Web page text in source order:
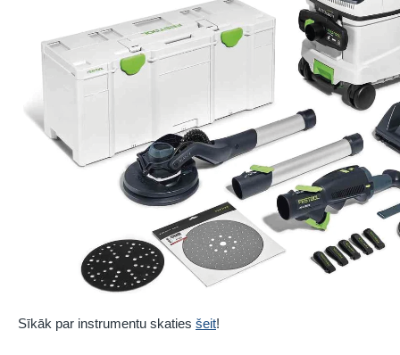
Sīkāk par instrumentu skaties šeit!